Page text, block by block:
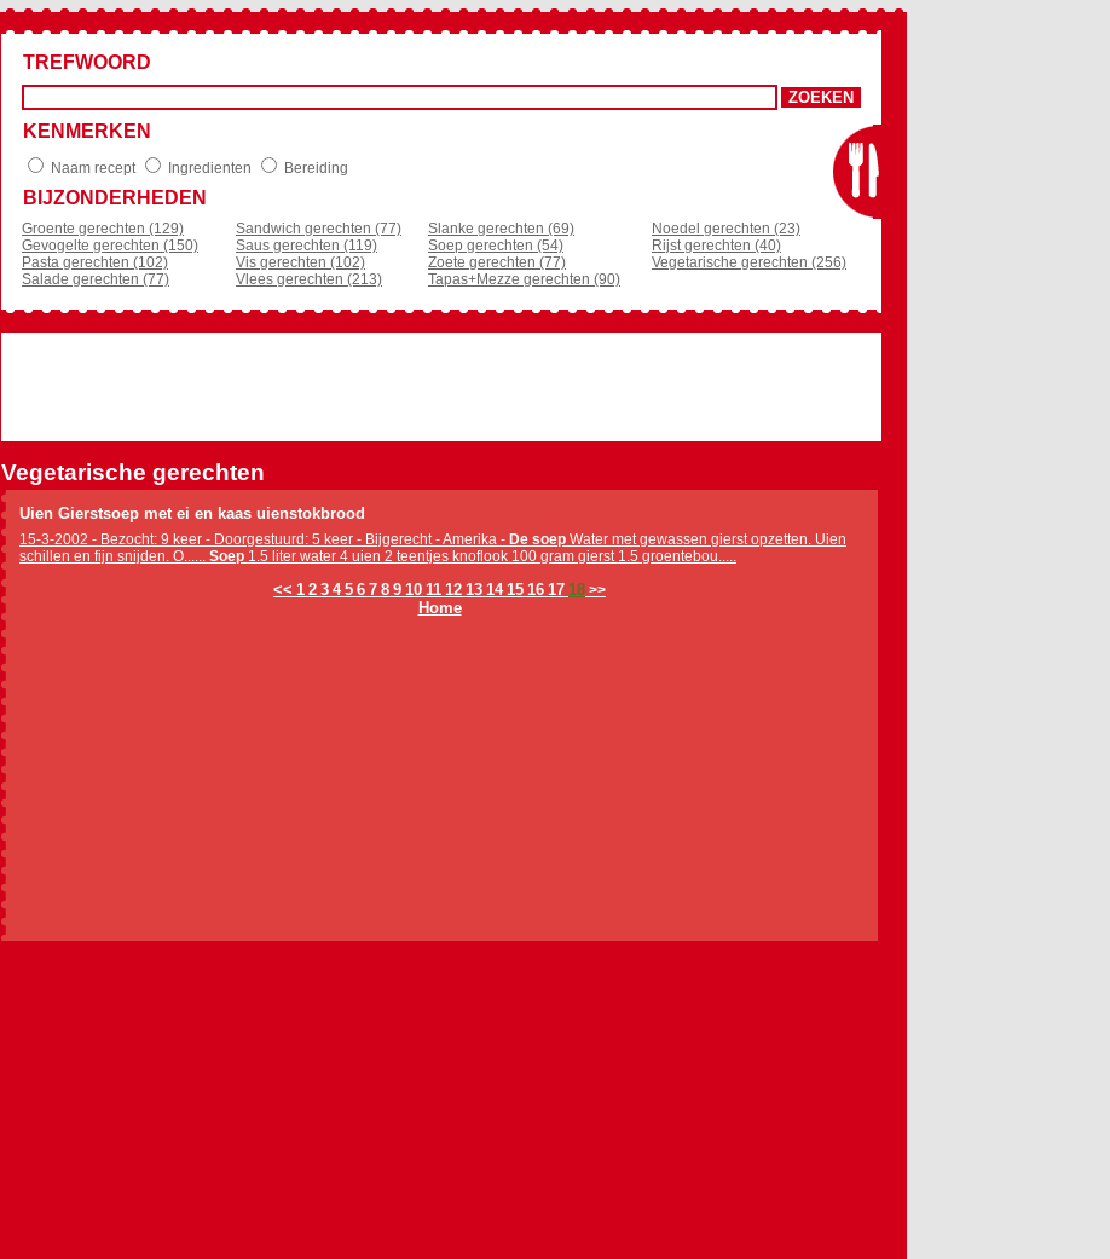
TREFWOORD
KENMERKEN
Naam recept Ingredienten Bereiding
BIJZONDERHEDEN
Groente gerechten (129)
Gevogelte gerechten (150)
Pasta gerechten (102)
Salade gerechten (77)
Sandwich gerechten (77)
Saus gerechten (119)
Vis gerechten (102)
Vlees gerechten (213)
Slanke gerechten (69)
Soep gerechten (54)
Zoete gerechten (77)
Tapas+Mezze gerechten (90)
Noedel gerechten (23)
Rijst gerechten (40)
Vegetarische gerechten (256)
Vegetarische gerechten
Uien Gierstsoep met ei en kaas uienstokbrood
15-3-2002 - Bezocht: 9 keer - Doorgestuurd: 5 keer - Bijgerecht - Amerika - De soep Water met gewassen gierst opzetten. Uien
schillen en fijn snijden. O...... Soep 1.5 liter water 4 uien 2 teentjes knoflook 100 gram gierst 1.5 groentebou.....
<< 1 2 3 4 5 6 7 8 9 10 11 12 13 14 15 16 17 18 >>
Home